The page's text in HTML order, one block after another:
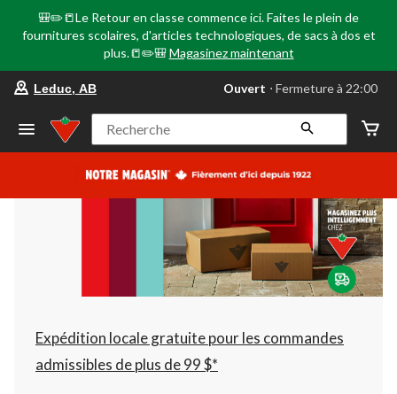
🎒✏️📒Le Retour en classe commence ici. Faites le plein de
fournitures scolaires, d'articles technologiques, de sacs à dos et
plus.📒✏️🎒 Magasinez maintenant
votre
préféré
Leduc,
AB,
courament
Fermeture
à
22:00
cliquer
pour
changer
Leduc, AB Ouvert ⋅ Fermeture à 22:00
Recherche
Expédition locale gratuite pour les commandes
admissibles de plus de 99 $*